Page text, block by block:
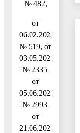
№ 482,
от
06.02.2023
№ 519, от
03.05.2023
№ 2335,
от
05.06.2023
№ 2993,
от
21.06.2023